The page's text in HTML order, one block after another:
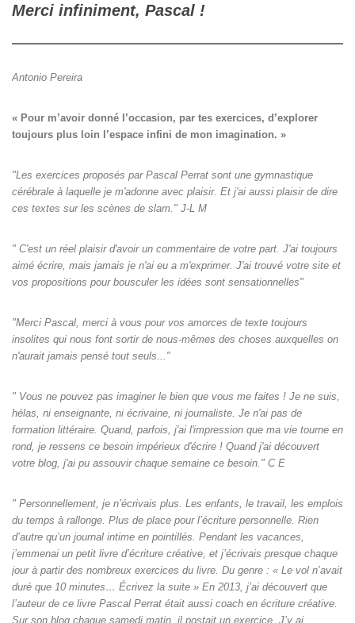
Merci infiniment, Pascal !
Antonio Pereira
« Pour m’avoir donné l’occasion, par tes exercices, d’explorer
toujours plus loin l’espace infini de mon imagination. »
"Les exercices proposés par Pascal Perrat sont une gymnastique
cérébrale à laquelle je m'adonne avec plaisir. Et j'ai aussi plaisir de dire
ces textes sur les scènes de slam." J-L M
" C'est un réel plaisir d'avoir un commentaire de votre part. J'ai toujours
aimé écrire, mais jamais je n'ai eu a m'exprimer. J'ai trouvé votre site et
vos propositions pour bousculer les idées sont sensationnelles"
"Merci Pascal, merci à vous pour vos amorces de texte toujours
insolites qui nous font sortir de nous-mêmes des choses auxquelles on
n'aurait jamais pensé tout seuls‌..."
" Vous ne pouvez pas imaginer le bien que vous me faites ! Je ne suis,
hélas, ni enseignante, ni écrivaine, ni journaliste. Je n'ai pas de
formation littéraire. Quand, parfois, j'ai l'impression que ma vie tourne en
rond, je ressens ce besoin impérieux d'écrire ! Quand j'ai découvert
votre blog, j'ai pu assouvir chaque semaine ce besoin." C E
" Personnellement, je n’écrivais plus. Les enfants, le travail, les emplois
du temps à rallonge. Plus de place pour l’écriture personnelle. Rien
d’autre qu’un journal intime en pointillés. Pendant les vacances,
j’emmenai un petit livre d’écriture créative, et j’écrivais presque chaque
jour à partir des nombreux exercices du livre. Du genre : « Le vol n’avait
duré que 10 minutes… Écrivez la suite » En 2013, j’ai découvert que
l’auteur de ce livre Pascal Perrat était aussi coach en écriture créative.
Sur son blog chaque samedi matin, il postait un exercice. J’y ai